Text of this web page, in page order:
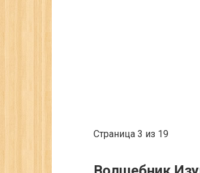
Страница 3 из 19